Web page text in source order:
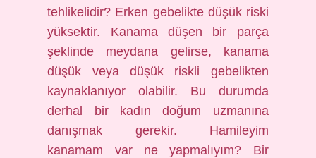
tehlikelidir? Erken gebelikte düşük riski
yüksektir. Kanama düşen bir parça
şeklinde meydana gelirse, kanama
düşük veya düşük riskli gebelikten
kaynaklanıyor olabilir. Bu durumda
derhal bir kadın doğum uzmanına
danışmak gerekir. Hamileyim
kanamam var ne yapmalıyım? Bir